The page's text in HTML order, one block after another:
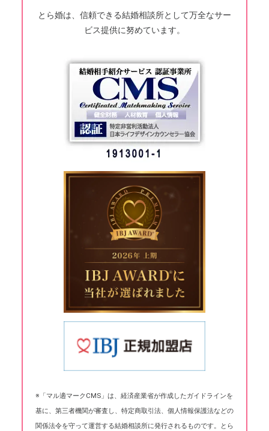
とら婚は、信頼できる結婚相談所として万全なサー
ビス提供に努めています。
※「マル適マークCMS」は、経済産業省が作成したガイドラインを
基に、第三者機関が審査し、特定商取引法、個人情報保護法などの
関係法令を守って運営する結婚相談所に発行されるものです。とら